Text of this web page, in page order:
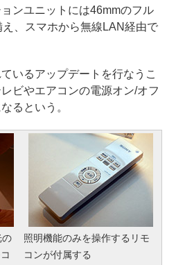
ンユニットには46mmのフル
、スマホから無線LAN経由で
いるアップデートを行なうこ
ビやエアコンの電源オン/オフ
るという。
の
照明機能のみを操作するリモ
コンが付属する